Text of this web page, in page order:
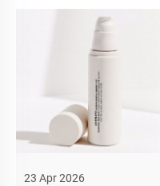
23 Apr 2026